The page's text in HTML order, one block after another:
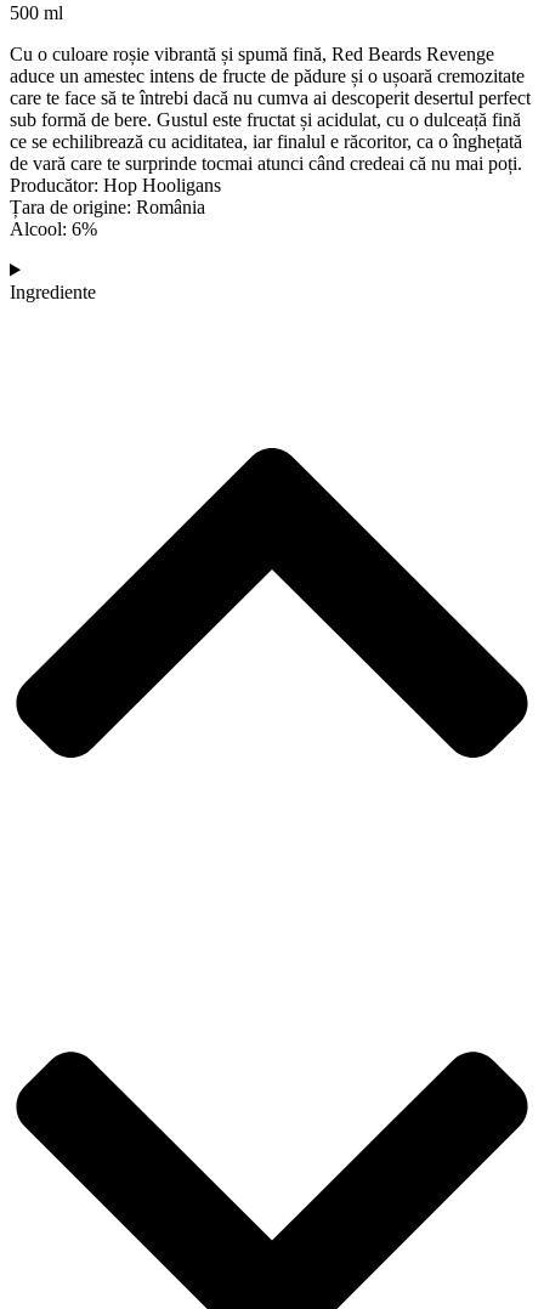
500 ml
Cu o culoare roșie vibrantă și spumă fină, Red Beards Revenge
aduce un amestec intens de fructe de pădure și o ușoară cremozitate
care te face să te întrebi dacă nu cumva ai descoperit desertul perfect
sub formă de bere. Gustul este fructat și acidulat, cu o dulceață fină
ce se echilibrează cu aciditatea, iar finalul e răcoritor, ca o înghețată
de vară care te surprinde tocmai atunci când credeai că nu mai poți.
Producător: Hop Hooligans
Țara de origine: România
Alcool: 6%
Ingrediente